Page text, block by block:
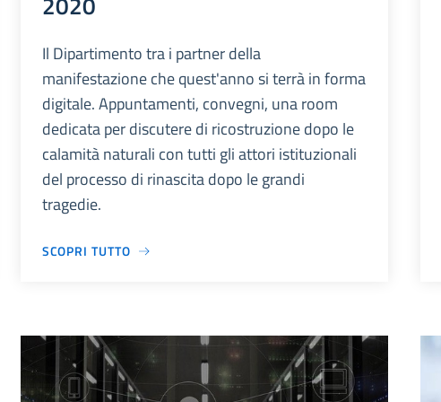
Il Dipartimento tra i partner della
manifestazione che quest'anno si terrà in forma
digitale. Appuntamenti, convegni, una room
dedicata per discutere di ricostruzione dopo le
calamità naturali con tutti gli attori istituzionali
del processo di rinascita dopo le grandi
tragedie.
SCOPRI TUTTO